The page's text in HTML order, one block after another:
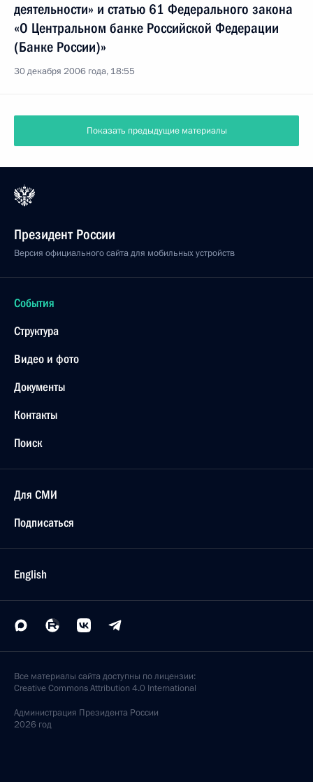
деятельности» и статью 61 Федерального закона
«О Центральном банке Российской Федерации
(Банке России)»
30 декабря 2006 года, 18:55
Показать предыдущие материалы
Президент России
Версия официального сайта для мобильных устройств
События
Структура
Видео и фото
Документы
Контакты
Поиск
Для СМИ
Подписаться
English
Все материалы сайта доступны по лицензии:
Creative Commons Attribution 4.0 International
Администрация Президента России
2026 год